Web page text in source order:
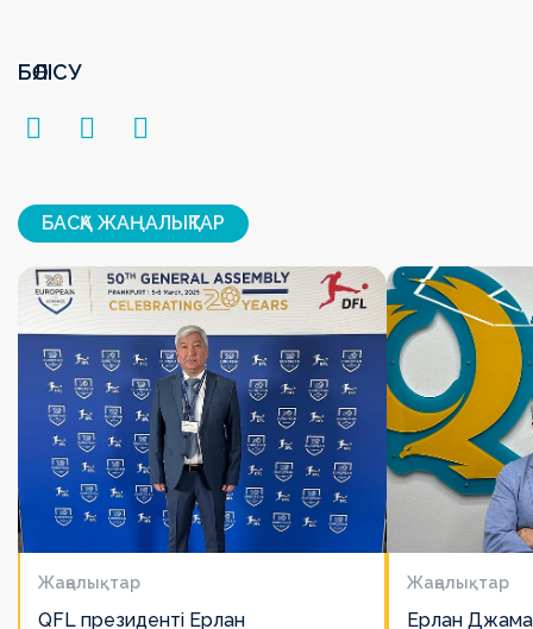
БӨЛІСУ
БАСҚА ЖАҢАЛЫҚТАР
Жаңалықтар
QFL президенті Ерлан
Жаңалықтар
Ерлан